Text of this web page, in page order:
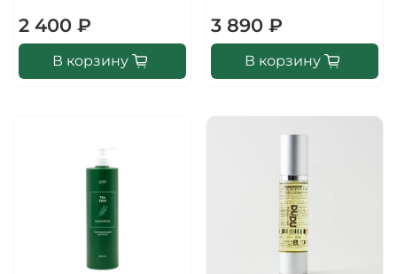
2 400 ₽
В корзину
3 890 ₽
В корзину